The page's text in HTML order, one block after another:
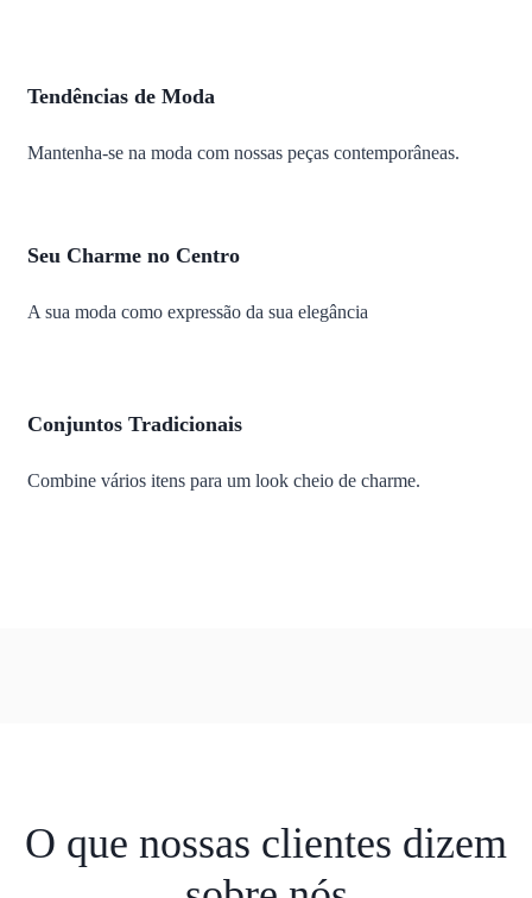
Tendências de Moda
Mantenha-se na moda com nossas peças contemporâneas.
Seu Charme no Centro
A sua moda como expressão da sua elegância
Conjuntos Tradicionais
Combine vários itens para um look cheio de charme.
O que nossas clientes dizem